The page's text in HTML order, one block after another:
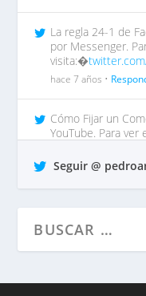
La regla 24-1 de
por Messenger.
visita:�
hace 7 años •
Cómo Fijar un
YouTube. Para ver
hace 7 años •
Seguir @